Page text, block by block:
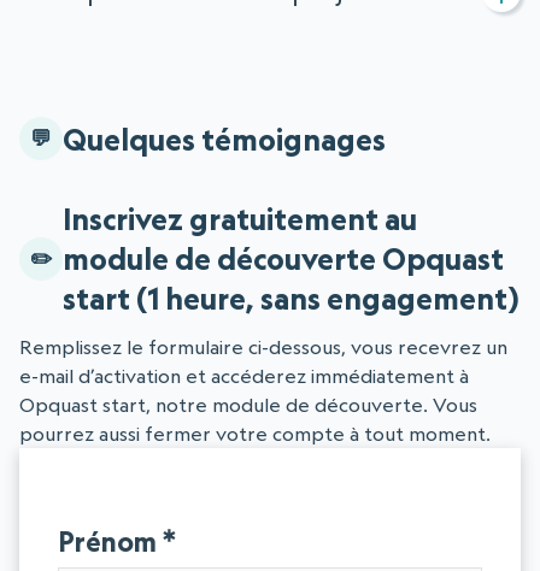
Quelques témoignages
Inscrivez gratuitement au
module de découverte Opquast
start (1 heure, sans engagement)
Remplissez le formulaire ci-dessous, vous recevrez un
e-mail d’activation et accéderez immédiatement à
Opquast start, notre module de découverte. Vous
pourrez aussi fermer votre compte à tout moment.
Prénom